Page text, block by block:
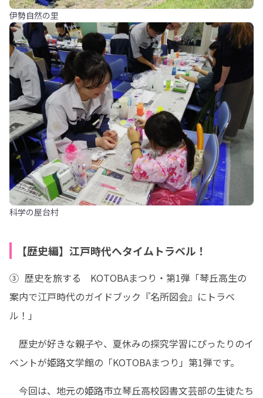
伊勢自然の里
科学の屋台村
【歴史編】江戸時代へタイムトラベル！
③  歴史を旅する　KOTOBAまつり・第1弾「琴丘高生の
案内で江戸時代のガイドブック『名所図会』にトラベ
ル！」
歴史が好きな親子や、夏休みの探究学習にぴったりのイ
ベントが姫路文学館の「KOTOBAまつり」第1弾です。
今回は、地元の姫路市立琴丘高校図書文芸部の生徒たち